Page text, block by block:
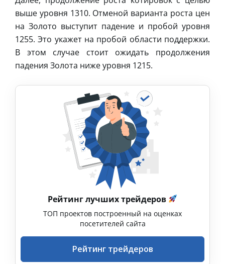
выше уровня 1310. Отменой варианта роста цен
на Золото выступит падение и пробой уровня
1255. Это укажет на пробой области поддержки.
В этом случае стоит ожидать продолжения
падения Золота ниже уровня 1215.
Рейтинг лучших трейдеров
ТОП проектов построенный на оценках
посетителей сайта
Рейтинг трейдеров